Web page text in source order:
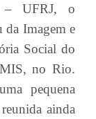
– UFRJ, o
Imagem e
Social do
no Rio.
pequena
ainda